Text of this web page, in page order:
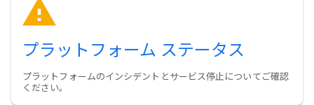
プラットフォーム ステータス
プラットフォームのインシデントとサービス停止についてご確認
ください。